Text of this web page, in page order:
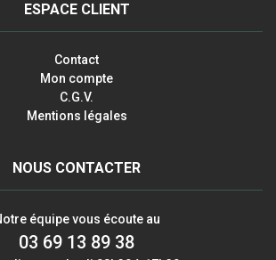
ESPACE CLIENT
Contact
Mon compte
C.G.V.
Mentions légales
NOUS CONTACTER
équipe vous écoute au
03 69 13 89 38